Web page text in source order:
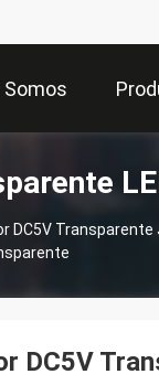
Somos
DC5V Transparente
DC5V